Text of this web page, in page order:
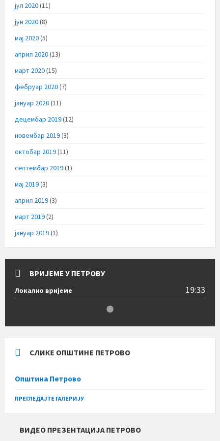
јул 2020(11)
јун 2020(8)
мај 2020(5)
април 2020(13)
март 2020(15)
фебруар 2020(7)
јануар 2020(11)
децембар 2019(12)
новембар 2019(3)
октобар 2019(11)
септембар 2019(1)
мај 2019(3)
април 2019(3)
март 2019(2)
јануар 2019(1)
ВРИЈЕМЕ У ПЕТРОВУ
Локално вријеме 19:33
СЛИКЕ ОПШТИНЕ ПЕТРОВО
Општина Петрово
ПРЕГЛЕДАЈТЕ ГАЛЕРИЈУ
ВИДЕО ПРЕЗЕНТАЦИЈА ПЕТРОВО